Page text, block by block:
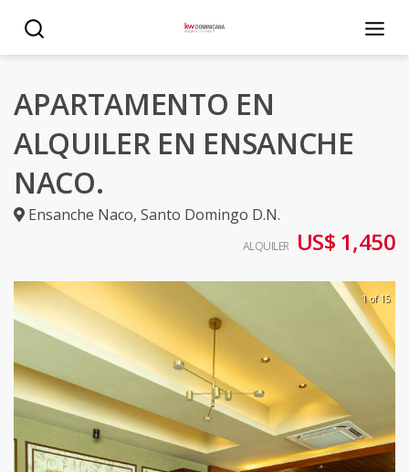
APARTAMENTO EN
ALQUILER EN ENSANCHE
NACO.
Ensanche Naco, Santo Domingo D.N.
ALQUILER US$ 1,450
1 of 15